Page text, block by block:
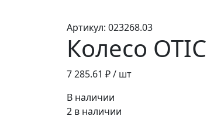
Артикул: 023268.03
Колесо
7 285.61 ₽ / шт
В наличии
2 в наличии